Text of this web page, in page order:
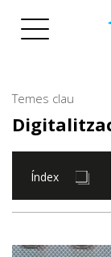
Temes clau
Índex